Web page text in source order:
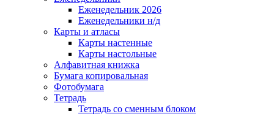
Еженедельник 2026
Еженедельники н/д
Карты и атласы
Карты настенные
Карты настольные
Алфавитная книжка
Бумага копировальная
Фотобумага
Тетрадь
Тетрадь со сменным блоком